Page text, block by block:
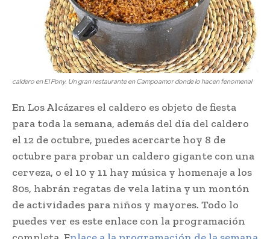
caldero en El Pony. Un gran restaurante en Campoamor donde lo hacen fenomenal
En Los Alcázares el caldero es objeto de fiesta
para toda la semana, además del día del caldero
el 12 de octubre, puedes acercarte hoy 8 de
octubre para probar un caldero gigante con una
cerveza, o el 10 y 11 hay música y homenaje a los
80s, habrán regatas de vela latina y un montón
de actividades para niños y mayores. Todo lo
puedes ver es este enlace con la programación